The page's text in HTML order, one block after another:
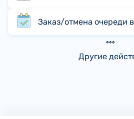
Заказ/отмена очереди
Другие